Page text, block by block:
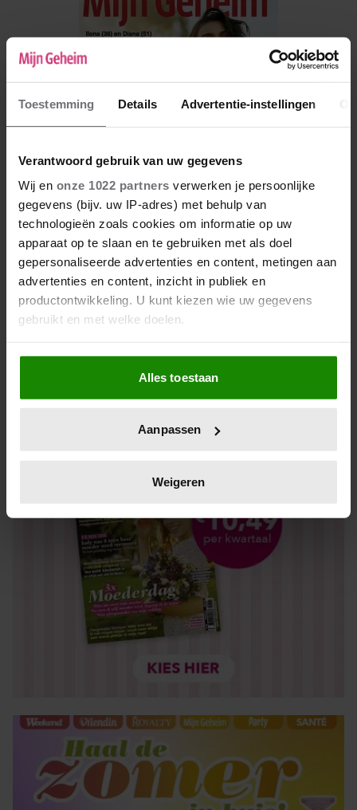
Toestemming Details Advertentie-instellingen
Verantwoord gebruik van uw gegevens
Wij en onze 1022 partners verwerken je persoonlijke
gegevens (bijv. uw IP-adres) met behulp van
technologieën zoals cookies om informatie op uw
apparaat op te slaan en te gebruiken met als doel
gepersonaliseerde advertenties en content, metingen aan
advertenties en content, inzicht in publiek en
productontwikkeling. U kunt kiezen wie uw gegevens
gebruikt en met welke doelen.
Als u het toestaat, willen we ook graag:
Informatie verzamelen over uw geografische locatie,
die tot een paar meter nauwkeurig kan zijn
op specifieke eigenschappen (fingerprinting)
verwerkt en stel uw voorkeuren in het
intrekken in de Cookieverklaring.
We gebruiken cookies om content en advertenties te
personaliseren, om functies voor social media te bieden
en om ons websiteverkeer te analyseren. Ook delen we
informatie over uw gebruik van onze site met onze
partners voor social media, adverteren en analyse. Deze
informatie die u aan ze heeft verstrekt of die ze hebben
gebruiken.
Alles toestaan
Aanpassen
Weigeren
De nieuwe Mijn Geheim ligt nu in de winkel
Abonneren
Digitaal lezen